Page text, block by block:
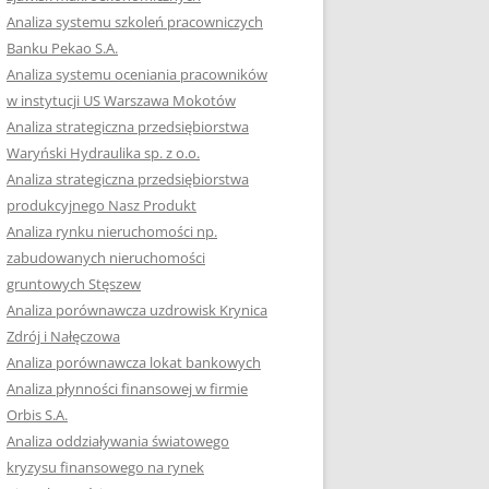
Analiza systemu szkoleń pracowniczych
Banku Pekao S.A.
Analiza systemu oceniania pracowników
w instytucji US Warszawa Mokotów
Analiza strategiczna przedsiębiorstwa
Waryński Hydraulika sp. z o.o.
Analiza strategiczna przedsiębiorstwa
produkcyjnego Nasz Produkt
Analiza rynku nieruchomości np.
zabudowanych nieruchomości
gruntowych Stęszew
Analiza porównawcza uzdrowisk Krynica
Zdrój i Nałęczowa
Analiza porównawcza lokat bankowych
Analiza płynności finansowej w firmie
Orbis S.A.
Analiza oddziaływania światowego
kryzysu finansowego na rynek